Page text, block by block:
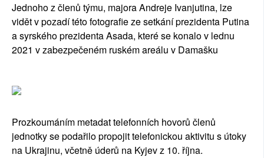
Jednoho z členů týmu, majora Andreje Ivanjutina, lze
vidět v pozadí této fotografie ze setkání prezidenta Putina
a syrského prezidenta Asada, které se konalo v lednu
2021 v zabezpečeném ruském areálu v Damašku
Prozkoumáním metadat telefonních hovorů členů
jednotky se podařilo propojit telefonickou aktivitu s útoky
na Ukrajinu, včetně úderů na Kyjev z 10. října.